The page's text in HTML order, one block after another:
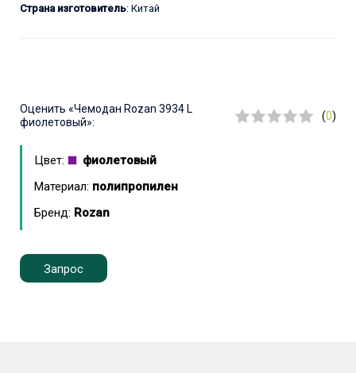
Страна изготовитель: Китай
Оценить «Чемодан Rozan 3934 L
фиолетовый»:
(0)
Цвет:
фиолетовый
Материал: полипропилен
Бренд: Rozan
Запрос